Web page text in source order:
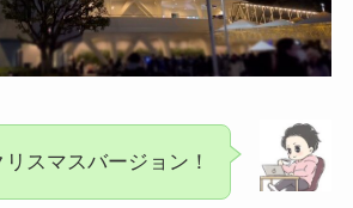
スマスバージョン！